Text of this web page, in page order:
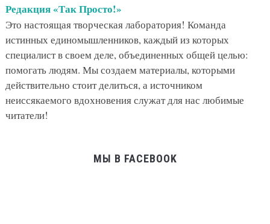
Редакция «Так Просто!»
Это настоящая творческая лаборатория! Команда
истинных единомышленников, каждый из которых
специалист в своем деле, объединенных общей целью:
помогать людям. Мы создаем материалы, которыми
действительно стоит делиться, а источником
неиссякаемого вдохновения служат для нас любимые
читатели!
МЫ В FACEBOOK